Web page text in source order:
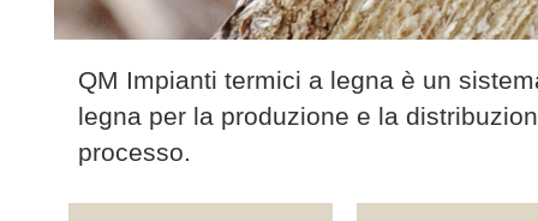
QM Impianti termici a legna è un
legna per la produzione e la
processo.